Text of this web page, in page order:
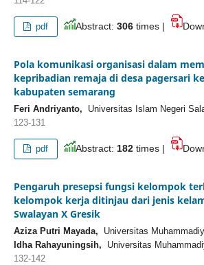
pdf Abstract:306 times |
Pola komunikasi organisasi dalam
kepribadian remaja di desa pagersari
kabupaten semarang
Feri Andriyanto, Universitas Islam Negeri
123-131
pdf Abstract: 182 times |
Pengaruh presepsi fungsi kelompok
kelompok kerja ditinjau dari jenis
Swalayan X Gresik
Aziza Putri Mayada, Universitas
Idha Rahayuningsih, Universitas
132-142